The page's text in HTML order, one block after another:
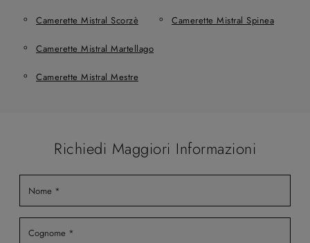
Camerette Mistral Scorzè Camerette Mistral Spinea
Camerette Mistral Martellago
Camerette Mistral Mestre
Richiedi Maggiori Informazioni